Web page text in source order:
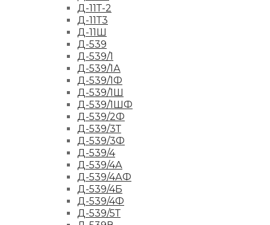
Д-11Т-2
Д-11Т3
Д-11Ш
Д-539
Д-539/1
Д-539/1А
Д-539/1Ф
Д-539/1Ш
Д-539/1ШФ
Д-539/2Ф
Д-539/3Т
Д-539/3Ф
Д-539/4
Д-539/4А
Д-539/4АФ
Д-539/4Б
Д-539/4Ф
Д-539/5Т